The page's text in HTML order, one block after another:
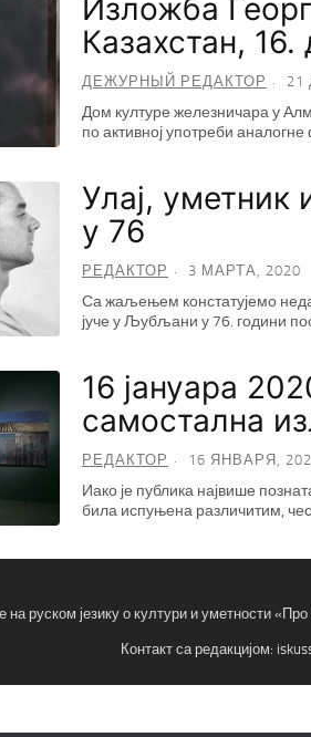
Изложба
Казахстан,
ДЕЖУРНЫЙ РЕДАКТОР 21
Дом културе железничара у
по активној употреби
Улај,
у 76
РЕДАКТОР 3 МАРТА, 2020
Са жаљењем констатујемо
јуче у Љубљани у 76. години
16 јануара
самостална
РЕДАКТОР 16 ЯНВАРЯ,
Иако је публика највише
била испуњена различитим,
руском језику о култури и уметности
Контакт са редакцијом: